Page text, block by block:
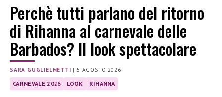
Perchè tutti parlano del ritorno
di Rihanna al carnevale delle
Barbados? Il look spettacolare
SARA GUGLIELMETTI | 5 AGOSTO 2026
CARNEVALE 2026 LOOK RIHANNA